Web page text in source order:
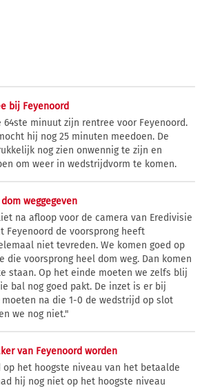
bij Feyenoord
64ste minuut zijn rentree voor Feyenoord.
hij nog 25 minuten meedoen. De
nog zien onwennig te zijn en
om weer in wedstrijdvorm te komen.
weggegeven
na afloop voor de camera van Eredivisie
Feyenoord de voorsprong heeft
niet tevreden. We komen goed op
die voorsprong heel dom weg. Dan komen
staan. Op het einde moeten we zelfs blij
bal nog goed pakt. De inzet is er bij
na die 1-0 de wedstrijd op slot
we nog niet."
van Feyenoord worden
het hoogste niveau van het betaalde
hij nog niet op het hoogste niveau